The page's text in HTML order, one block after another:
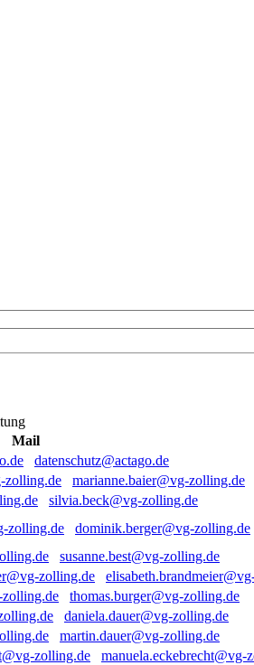
Mail
datenschutz@actago.de
marianne.baier@vg-zolling.de
silvia.beck@vg-zolling.de
dominik.berger@vg-zolling.de
susanne.best@vg-zolling.de
thomas.burger@vg-zolling.de
daniela.dauer@vg-zolling.de
martin.dauer@vg-zolling.de
manuela.eckebrecht@vg-